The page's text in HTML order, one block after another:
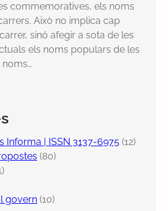
commemoratives, els noms
Això no implica cap
sinó afegir a sota de les
els noms populars de les
noms…
Informa | ISSN 3137-6975 (12)
(80)
govern (10)